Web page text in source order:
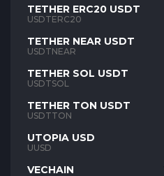
TETHER ERC20 USDT
USDTERC20
TETHER NEAR USDT
USDTNEAR
TETHER SOL USDT
USDTSOL
TETHER TON USDT
USDTTON
UTOPIA USD
UUSD
VECHAIN